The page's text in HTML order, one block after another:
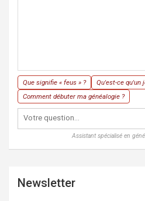
Que signifie « feus » ?
Qu'est-ce qu'un
Comment débuter ma généalogie ?
Assistant spécialisé en
Newsletter